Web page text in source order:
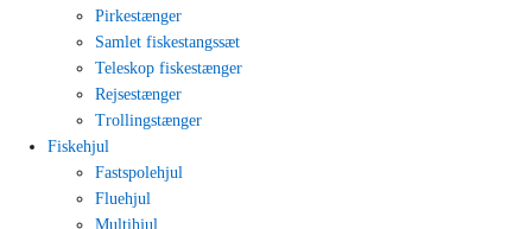
Pirkestænger
Samlet fiskestangssæt
Teleskop fiskestænger
Rejsestænger
Trollingstænger
Fiskehjul
Fastspolehjul
Fluehjul
Multihjul